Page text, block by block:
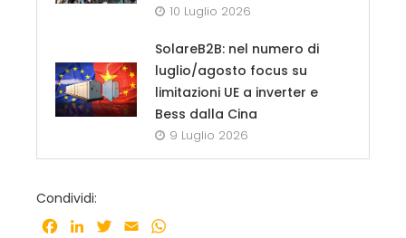
10 Luglio 2026
SolareB2B: nel numero di
luglio/agosto focus su
limitazioni UE a inverter e
Bess dalla Cina
9 Luglio 2026
Condividi:
Facebook
LinkedInTwitter
Email